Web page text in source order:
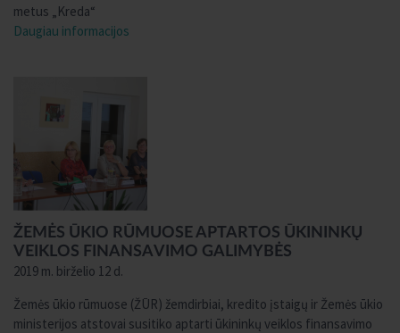
metus „Kreda“
Daugiau informacijos
ŽEMĖS ŪKIO RŪMUOSE APTARTOS ŪKININKŲ
VEIKLOS FINANSAVIMO GALIMYBĖS
2019 m. birželio 12 d.
Žemės ūkio rūmuose (ŽŪR) žemdirbiai, kredito įstaigų ir Žemės ūkio
ministerijos atstovai susitiko aptarti ūkininkų veiklos finansavimo